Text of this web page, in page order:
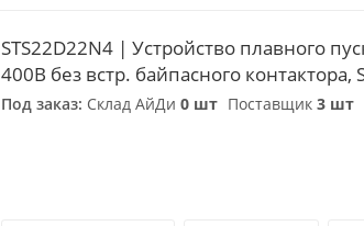
STS22D22N4 | Устройство плавного
400В без встр. байпасного контактора,
Под заказ: Склад АйДи 0 шт Поставщик 3 шт